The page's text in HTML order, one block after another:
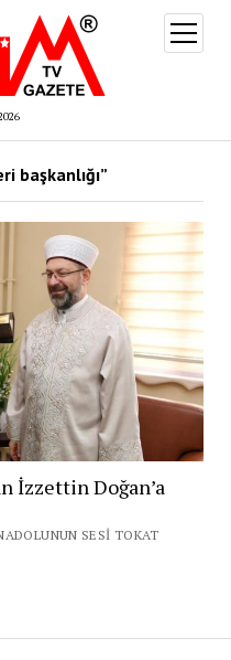
aç
başkanlığı”
İzzettin Doğan’a
SESI TOKAT